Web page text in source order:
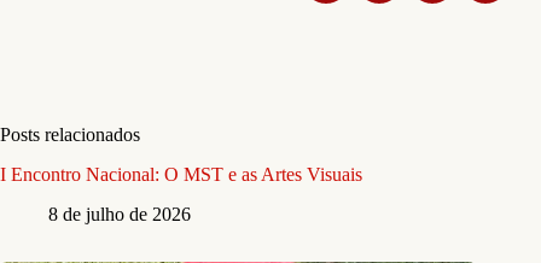
Posts relacionados
I Encontro Nacional: O MST e as Artes Visuais
8 de julho de 2026